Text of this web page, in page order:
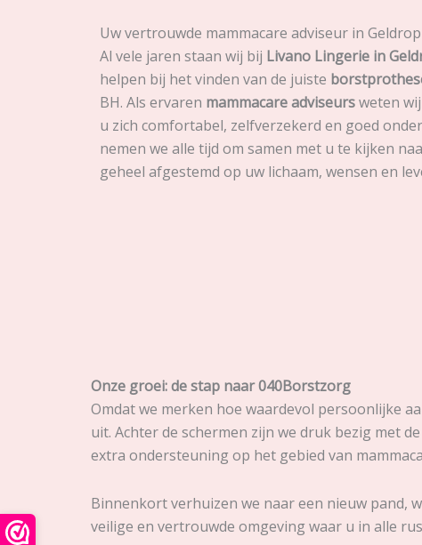
Uw vertrouwde mammacare adviseur in
Al vele jaren staan wij bij Livano Lingerie in
helpen bij het vinden van de juiste
BH. Als ervaren mammacare adviseursweten
u zich comfortabel, zelfverzekerd en goed
nemen we alle tijd om samen met u te kijken
geheel afgestemd op uw lichaam, wensen en
Onze groei: de stap naar 040Borstzorg
Omdat we merken hoe waardevol persoonlijke
uit. Achter de schermen zijn we druk bezig met
extra ondersteuning op het gebied van
Binnenkort verhuizen we naar een nieuw pand,
veilige en vertrouwde omgeving waar u in alle